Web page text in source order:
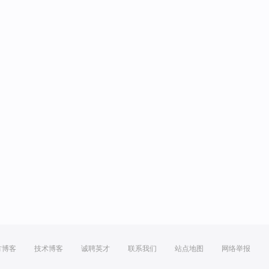
博客 技术博客 诚聘英才 联系我们 站点地图 网络举报